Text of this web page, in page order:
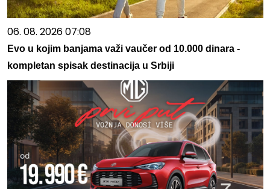
06. 08. 2026 07:08
Evo u kojim banjama važi vaučer od 10.000 dinara -
kompletan spisak destinacija u Srbiji